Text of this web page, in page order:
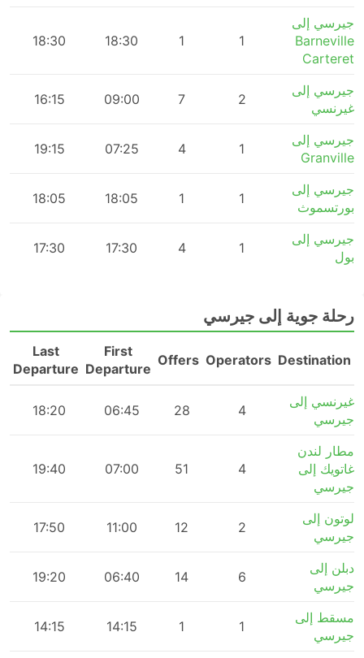
جيرسي إلى
Barneville
Carteret
1
1
18:30
18:30
جيرسي إلى
غيرنسي
2
7
09:00
16:15
جيرسي إلى
Granville
1
4
07:25
19:15
جيرسي إلى
بورتسموث
1
1
18:05
18:05
جيرسي إلى
بول
1
4
17:30
17:30
رحلة جوية إلى جيرسي
Destination
Operators
Offers
First
Departure
Last
Departure
غيرنسي إلى
جيرسي
4
28
06:45
18:20
مطار لندن
غاتويك إلى
جيرسي
4
51
07:00
19:40
لوتون إلى
جيرسي
2
12
11:00
17:50
دبلن إلى
جيرسي
6
14
06:40
19:20
مسقط إلى
جيرسي
1
1
14:15
14:15